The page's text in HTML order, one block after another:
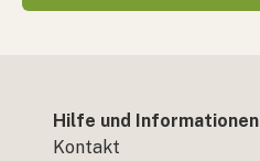
Hilfe und Informationen
Kontakt